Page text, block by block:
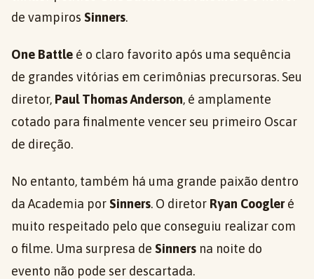
de vampiros Sinners.
One Battle é o claro favorito após uma sequência
de grandes vitórias em cerimônias precursoras. Seu
diretor, Paul Thomas Anderson, é amplamente
cotado para finalmente vencer seu primeiro Oscar
de direção.
No entanto, também há uma grande paixão dentro
da Academia porSinners. O diretor Ryan Coogleré
muito respeitado pelo que conseguiu realizar com
o filme. Uma surpresa de Sinners na noite do
evento não pode ser descartada.